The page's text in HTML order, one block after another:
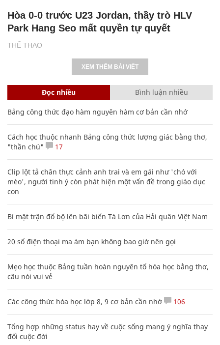
THỂ THAO
Hòa 0-0 trước U23 Jordan, thầy trò HLV
Park Hang Seo mất quyền tự quyết
XEM THÊM BÀI VIẾT
Đọc nhiều Bình luận nhiều
Bảng công thức đạo hàm nguyên hàm cơ bản cần nhớ
Cách học thuộc nhanh Bảng công thức lượng giác bằng thơ,
"thần chú"
17
Clip lột tả chân thực cảnh anh trai và em gái như 'chó với
mèo', người tinh ý còn phát hiện một vấn đề trong giáo dục
con
Bí mật trận đổ bộ lên bãi biển Tà Lơn của Hải quân Việt Nam
20 số điện thoại ma ám bạn không bao giờ nên gọi
Mẹo học thuộc Bảng tuần hoàn nguyên tố hóa học bằng thơ,
câu nói vui vẻ
Các công thức hóa học lớp 8, 9 cơ bản cần nhớ 106
Tổng hợp những status hay về cuộc sống mang ý nghĩa thay
đổi cuộc đời